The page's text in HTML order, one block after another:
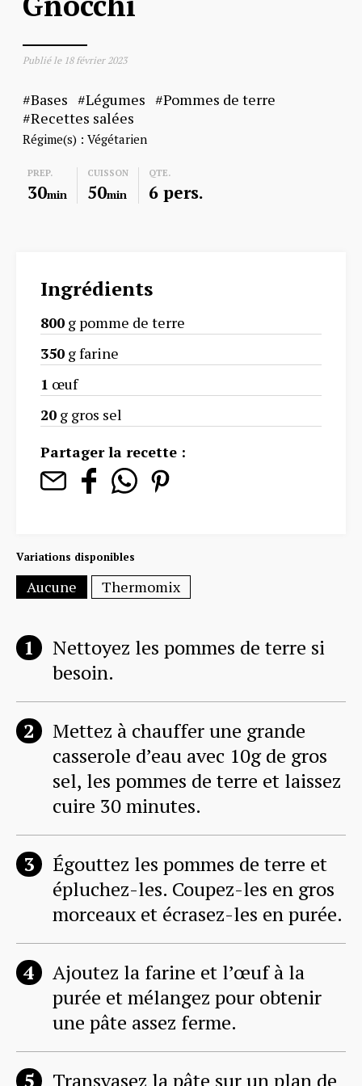
Publié le 18 février 2023
Bases Légumes
Pommes de terre
Recettes salées
Régime(s) :Végétarien
PREP.
30min
CUISSON
50min
QTE.
6 pers.
Ingrédients
800 g pomme de terre
350 g farine
1 œuf
20 g gros sel
Partager la recette :
Variations disponibles
Aucune Thermomix
Nettoyez les pommes de terre si
besoin.
Mettez à chauffer une grande
casserole d’eau avec 10g de gros
sel, les pommes de terre et laissez
cuire 30 minutes.
Égouttez les pommes de terre et
épluchez-les. Coupez-les en gros
morceaux et écrasez-les en purée.
Ajoutez la farine et l’œuf à la
purée et mélangez pour obtenir
une pâte assez ferme.
Transvasez la pâte sur un plan de